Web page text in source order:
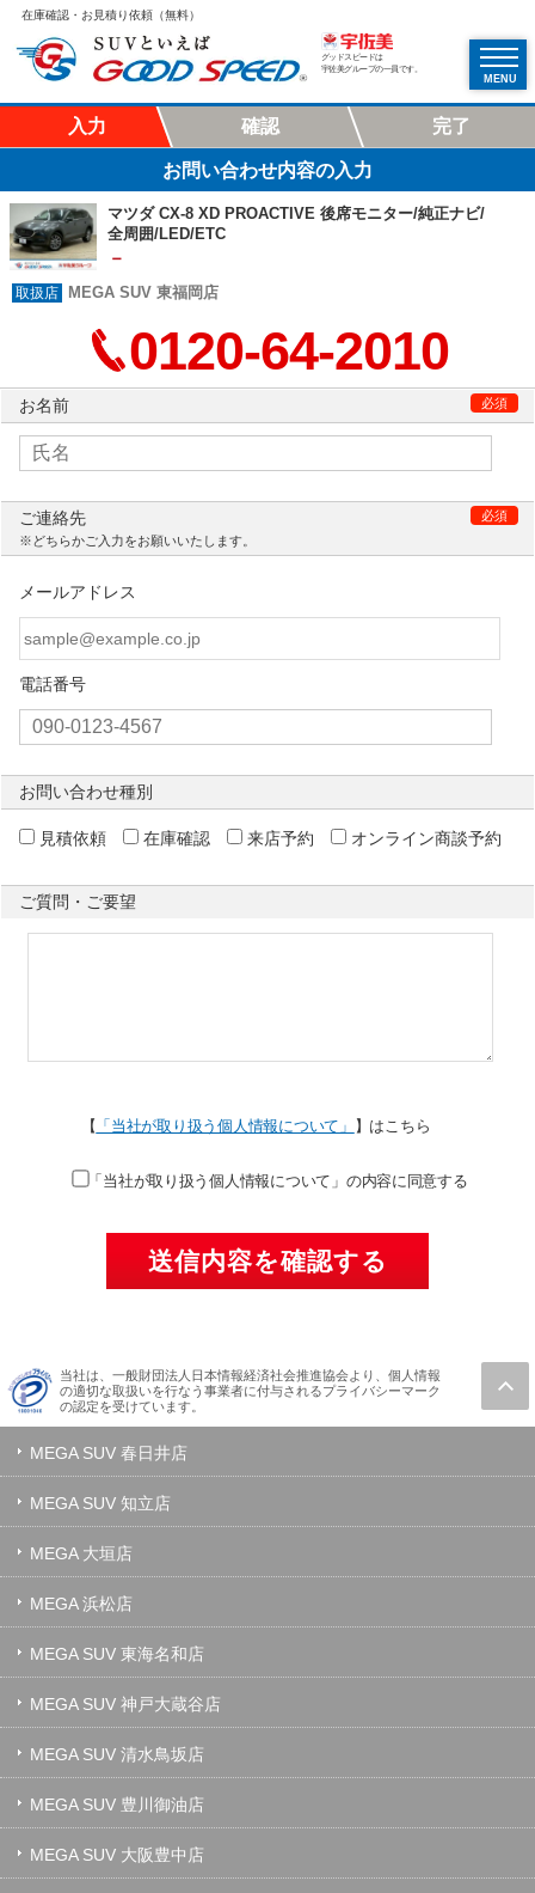
在庫確認・お見積り依頼（無料）
グッドスピードは
宇佐美グループの一員です。
MENU
入力 確認 完了
お問い合わせ内容の入力
マツダ CX-8 XD PROACTIVE 後席モニター/純正ナビ/
全周囲/LED/ETC
－
MEGA SUV 東福岡店
0120-64-2010
お名前 必須
ご連絡先
必須
※どちらかご入力をお願いいたします。
メールアドレス
電話番号
お問い合わせ種別
見積依頼 在庫確認 来店予約 オンライン商談予約
ご質問・ご要望
【 「当社が取り扱う個人情報について」 】はこちら
「当社が取り扱う個人情報について」の内容に同意する
当社は、一般財団法人日本情報経済社会推進協会より、個人情報
の適切な取扱いを行なう事業者に付与されるプライバシーマーク
の認定を受けています。
MEGA SUV 春日井店
MEGA SUV 知立店
MEGA 大垣店
MEGA 浜松店
MEGA SUV 東海名和店
MEGA SUV 神戸大蔵谷店
MEGA SUV 清水鳥坂店
MEGA SUV 豊川御油店
MEGA SUV 大阪豊中店